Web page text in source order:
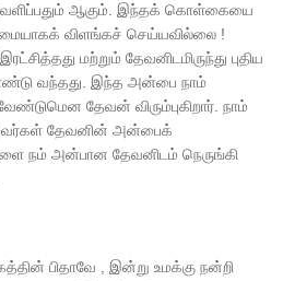
ஆகும். இந்தக் கொள்கையை
விளங்கச் செய்யவில்லை !
மற்றும் தேவனிடமிருந்து புதிய
வந்தது. இந்த அன்பை நாம்
தேவன் விரும்புகிறார். நாம்
அவர்கள் தேவனின் அன்பைக்
நம் அன்பான தேவனிடம் நெருங்கி
பிதாவே , இன்று உமக்கு நன்றி